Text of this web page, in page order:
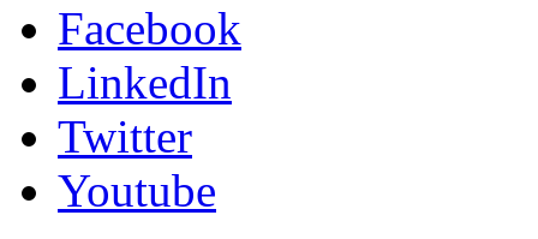
Facebook
LinkedIn
Twitter
Youtube